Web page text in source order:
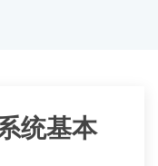
统基本